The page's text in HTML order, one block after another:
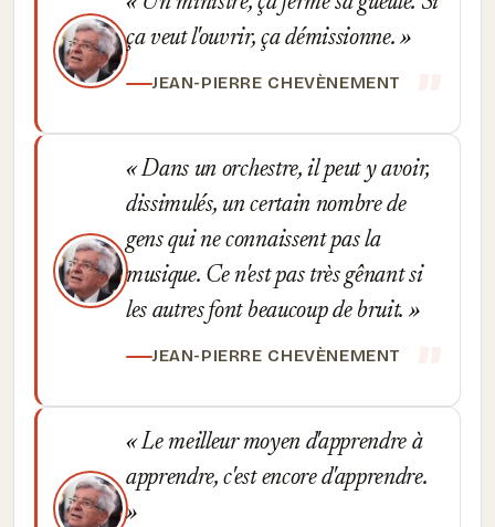
ça veut l'ouvrir, ça démissionne.
JEAN-PIERRE CHEVÈNEMENT
Dans un orchestre, il peut y avoir,
dissimulés, un certain nombre de
gens qui ne connaissent pas la
musique. Ce n'est pas très gênant si
les autres font beaucoup de bruit.
JEAN-PIERRE CHEVÈNEMENT
Le meilleur moyen d'apprendre à
apprendre, c'est encore d'apprendre.